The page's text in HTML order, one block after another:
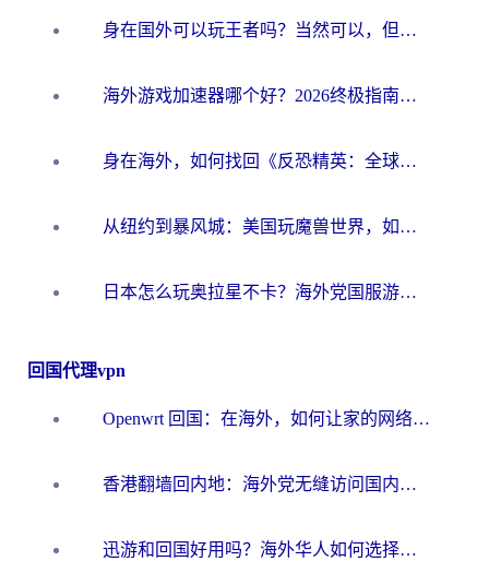
身在国外可以玩王者吗？当然可以，但你需要这份“加速”指南
海外游戏加速器哪个好？2026终极指南帮你畅玩国服+解决卡顿难题
身在海外，如何找回《反恐精英：全球攻势》国服的丝滑手感？一份给你的终极指南
从纽约到暴风城：美国玩魔兽世界，如何找到你的最佳网络航线
日本怎么玩奥拉星不卡？海外党国服游戏加速器选择全攻略
回国代理vpn
Openwrt 回国：在海外，如何让家的网络触手可及
香港翻墙回内地：海外党无缝访问国内资源的加速器选择全攻略
迅游和回国好用吗？海外华人如何选择靠谱的回国加速器